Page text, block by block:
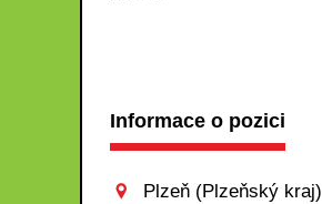
Informace o pozici
Plzeň (Plzeňský kraj)